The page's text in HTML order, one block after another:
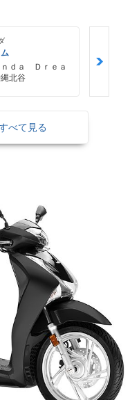
ｎｄａ Ｄｒｅａ
北谷
べて見る